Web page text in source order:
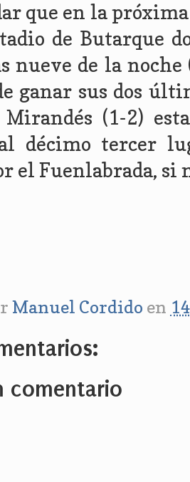
que en la
de Butarque
nueve de la
ganar sus dos
(1-2)
décimo tercer
el Fuenlabrada, si
Manuel Cordido en
comentario